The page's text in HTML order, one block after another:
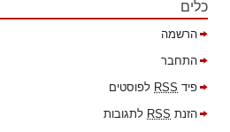
כלים
הרשמה
התחבר
פידRSSלפוסטים
הזנתRSSלתגובות